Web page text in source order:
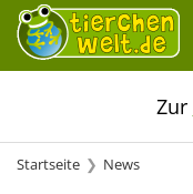
Zur
Startseite News